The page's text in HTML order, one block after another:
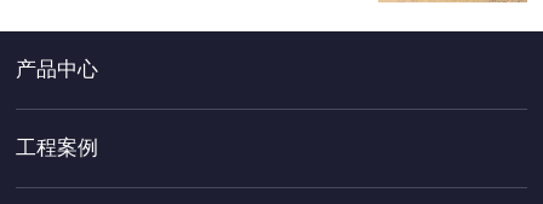
产品中心
工程案例